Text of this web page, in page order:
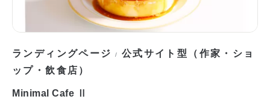
ランディングページ / 公式サイト型（作家・ショ
ップ・飲食店）
Minimal Cafe Ⅱ